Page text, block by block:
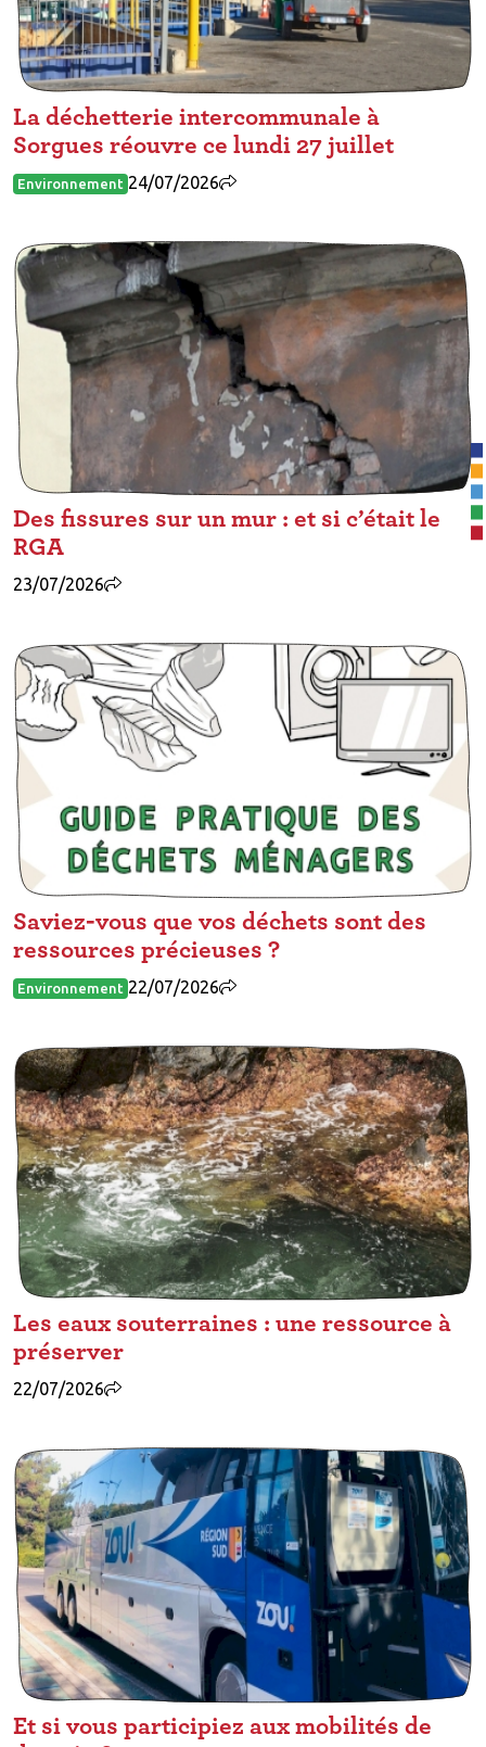
La déchetterie intercommunale à
Sorgues réouvre ce lundi 27 juillet
Environnement 24/07/2026
Des fissures sur un mur : et si c’était le
RGA
23/07/2026
Saviez-vous que vos déchets sont des
ressources précieuses ?
Environnement 22/07/2026
Les eaux souterraines : une ressource à
préserver
22/07/2026
Et si vous participiez aux mobilités de